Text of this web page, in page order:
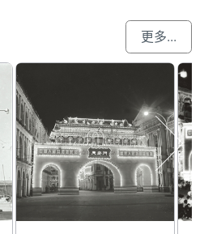
更多...